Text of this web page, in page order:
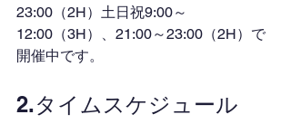
23:00（2H）土日祝9:00～
12:00（3H）、21:00～23:00（2H）で
開催中です。
2.タイムスケジュール